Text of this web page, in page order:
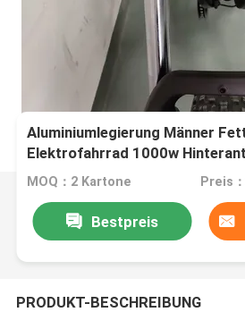
Aluminiumlegierung Männer
Elektrofahrrad 1000w
MOQ：2 Kartone
Bestpreis
PRODUKT-BESCHREIBUNG